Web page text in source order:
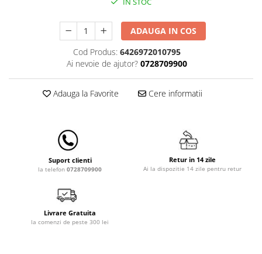
ADAUGA IN COS
Cod Produs: 6426972010795
Ai nevoie de ajutor? 0728709900
Adauga la Favorite Cere informatii
Suport clienti
la telefon 0728709900
Retur in 14 zile
Ai la dispozitie 14 zile pentru retur
Livrare Gratuita
la comenzi de peste 300 lei